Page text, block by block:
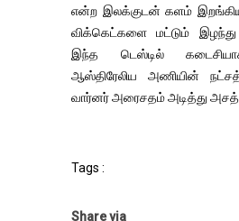
என்ற இலக்குடன் களம்
விக்கெட்களை மட்டும் இழந்து
இந்த டெஸ்டில்
ஆஸ்திரேலிய அணியின்
வார்னர் அரைசதம் அடித்து
Tags :
Share via